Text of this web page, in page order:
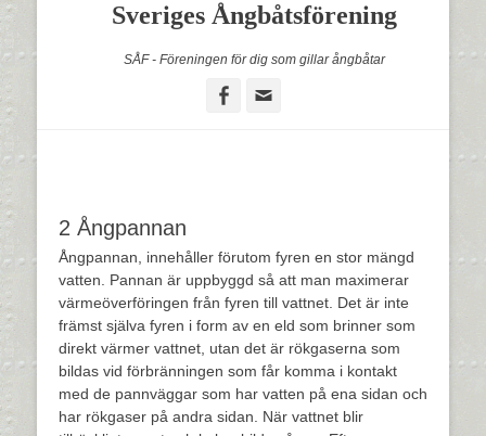
Sveriges Ångbåtsförening
SÅF - Föreningen för dig som gillar ångbåtar
Facebook
2 Ångpannan
Ångpannan, innehåller förutom fyren en stor mängd
vatten. Pannan är uppbyggd så att man maximerar
värmeöverföringen från fyren till vattnet. Det är inte
främst själva fyren i form av en eld som brinner som
direkt värmer vattnet, utan det är rökgaserna som
bildas vid förbränningen som får komma i kontakt
med de pannväggar som har vatten på ena sidan och
har rökgaser på andra sidan. När vattnet blir